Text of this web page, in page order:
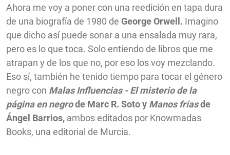
Ahora me voy a poner con una reedición en tapa dura
de una biografía de 1980 de George Orwell. Imagino
que dicho así puede sonar a una ensalada muy rara,
pero es lo que toca. Solo entiendo de libros que me
atrapan y de los que no, por eso los voy mezclando.
Eso sí, también he tenido tiempo para tocar el género
negro con Malas Influencias - El misterio de la
página en negrode Marc R. Soto y Manos fríasde
Ángel Barrios, ambos editados por Knowmadas
Books, una editorial de Murcia.